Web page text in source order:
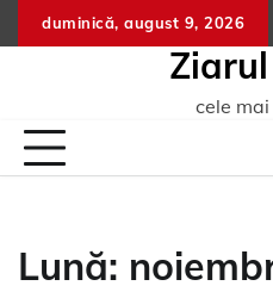
to
duminică, august 9, 2026
cele
Lună: